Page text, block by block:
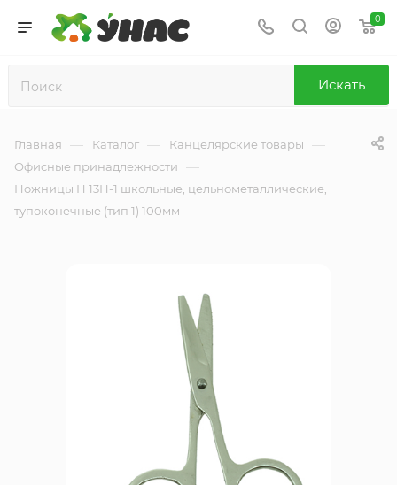
0
Искать
Главная — Каталог — Канцелярские товары —
Офисные принадлежности —
Ножницы Н 13Н-1 школьные, цельнометаллические,
тупоконечные (тип 1) 100мм